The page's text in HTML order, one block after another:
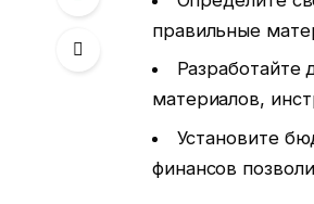
правильные
Разработайте
материалов,
Установите
финансов